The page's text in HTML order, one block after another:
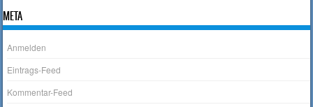
META
Anmelden
Eintrags-Feed
Kommentar-Feed